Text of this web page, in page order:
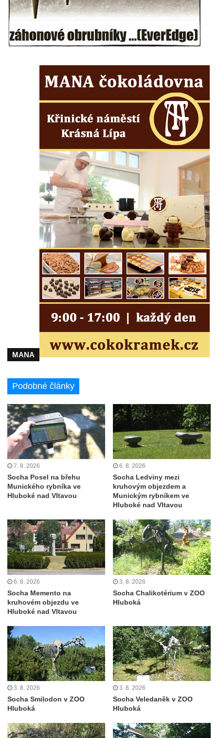
Sloup s kaplicí (boží muka) u silnice do
Petrovic
Sloup Panny Marie v Osečné
Sloup svatého Antonína Paduánského v
(Schönbach)
Boží muka v Hejnicích
Sloup Panny Marie v Hejnicích
Sloup Panny Marie v Horní Světlé
na náměstí Svobody v Plané
Sloup svatého Jana Nepomuckého v Plané
Sloup se sochou Bolestného Krista (Ecce
Homo) v Krompachu
Sloup Panny Marie Bolestné v Chodové
Plané
Sloup Panny Marie s Ježíškem v Údlicích
Sloup Nejsvětější Trojice v Údlicích
Sloup se sochou svatého Josefa s
Ježíškem v Údlicích
Sloup Panny Marie v Chodově
Sloup Panny Marie v Hořicích
Sloup Nejsvětější Trojice ve Vejprtech
Sloup Nejsvětější Trojice v Teplé
Sloup Panny Marie v Bečově nad Teplou
Sloup se sochou svatého Petra v Mnichově
Sloup Panny Marie v Práchni
Sloup svatého kříže v Třebušíně
Sloup Nejsvětější Trojice v Litvínově
Sloup svatého Antonína Paduánského v
Ústí nad Labem
Sloup svatého Jana Nepomuckého v
Rokycanech
Sloup Panny Marie v Červeném Hrádku
Sloup se sochou Piety v Jirkově
Torzo sloupu neznámého určení v Klášterci
nad Ohří
Sloup Panny Marie v Libochovicích
Sloup Panny Marie v Litoměřicích
Sloupová boží muka s reliéfy v Jáchymově
Sloup Nejsvětější Trojice v Jáchymově
Sloup Nejsvětější Trojice ve Valči
Sloup Panny Marie ve Valči
Sloup svatého Jana Nepomuckého v Horní
Blatné
Sloup Panny Marie Polické v Horní Polici
Sloup Panny Marie v Horní Polici
Sloup se sochou svatého Šebestiána v
Žandově
Sloup Panny Marie u Černýše
MANA
Podobné články
7. 8. 2026
Socha Posel na břehu
Munického rybníka ve
Hluboké nad Vltavou
6. 8. 2026
Socha Ledviny mezi
kruhovým objezdem a
Munickým rybníkem ve
Hluboké nad Vltavou
6. 8. 2026
Socha Memento na
kruhovém objezdu ve
Hluboké nad Vltavou
3. 8. 2026
Socha Chalikotérium v ZOO
Hluboká
3. 8. 2026
Socha Smilodon v ZOO
Hluboká
3. 8. 2026
Socha Veledaněk v ZOO
Hluboká